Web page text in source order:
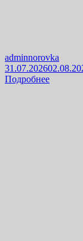
adminnorovka
31.07.2026
Подробнее